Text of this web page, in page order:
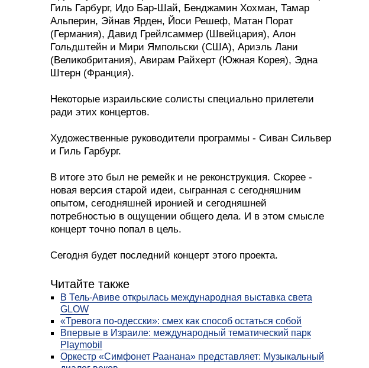
Гиль Гарбург, Идо Бар-Шай, Бенджамин Хохман, Тамар
Альперин, Эйнав Ярден, Йоси Решеф, Матан Порат
(Германия), Давид Грейлсаммер (Швейцария), Алон
Гольдштейн и Мири Ямпольски (США), Ариэль Лани
(Великобритания), Авирам Райхерт (Южная Корея), Эдна
Штерн (Франция).
Некоторые израильские солисты специально прилетели
ради этих концертов.
Художественные руководители программы - Сиван Сильвер
и Гиль Гарбург.
В итоге это был не ремейк и не реконструкция. Скорее -
новая версия старой идеи, сыгранная с сегодняшним
опытом, сегодняшней иронией и сегодняшней
потребностью в ощущении общего дела. И в этом смысле
концерт точно попал в цель.
Сегодня будет последний концерт этого проекта.
Читайте также
В Тель-Авиве открылась международная выставка света
GLOW
«Тревога по-одесски»: смех как способ остаться собой
Впервые в Израиле: международный тематический парк
Playmobil
Оркестр «Симфонет Раанана» представляет: Музыкальный